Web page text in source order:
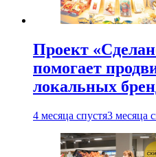
Проект
помогает
локальных
4 месяца спустя3 месяца